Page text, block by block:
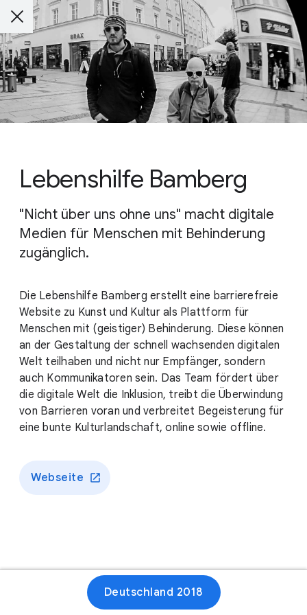
Lebenshilfe Bamberg
"Nicht über uns ohne uns" macht digitale
Medien für Menschen mit Behinderung
zugänglich.
Die Lebenshilfe Bamberg erstellt eine barrierefreie
Website zu Kunst und Kultur als Plattform für
Menschen mit (geistiger) Behinderung. Diese können
an der Gestaltung der schnell wachsenden digitalen
Welt teilhaben und nicht nur Empfänger, sondern
auch Kommunikatoren sein. Das Team fördert über
die digitale Welt die Inklusion, treibt die Überwindung
von Barrieren voran und verbreitet Begeisterung für
eine bunte Kulturlandschaft, online sowie offline.
Webseite
Deutschland 2018